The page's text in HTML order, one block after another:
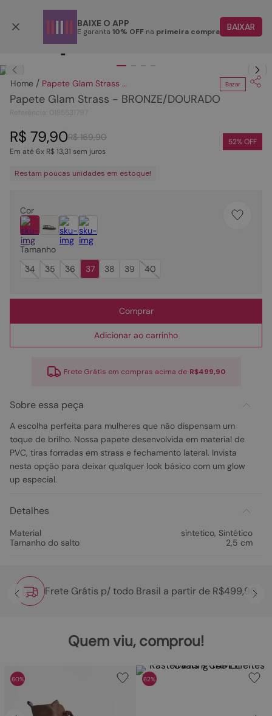
BAIXE O APP
E garanta 10% OFF na primeira compra BAIXAR
Papete Glam Strass - BRONZE/DOURADO Bazar
Papete Glam Strass - BRONZE/DOURADO
R$ 169,90
R$ 79,90
Em até6x R$13,31 sem juros
52% OFF
Restam poucas unidades em estoque!
Cor
Tamanho
34
35 36 37 38 39 40
Comprar
Adicionar ao carrinho
Frete Grátis em compras acima de R$499,90
Sobre essa peça
A escolha perfeita para mulheres que não dispensam um
toque de brilho. Nossa papete desenvolvida em material de
PVC, tiras forradas em strass e fechamento lateral. Invista
nesta opção para deixar qualquer look básico com um glow
up especial.
Detalhes
Material sintetico, Sintético
Tamanho do salto
2,5 cm
Frete Grátis p/ todo Brasil a partir de R$499,90
Quem viu, comprou!
60% 62%
1
2º
bota
4º
rasteira
5º
sandalia
6º
tamanco
sapatilha
óculos
10º couro